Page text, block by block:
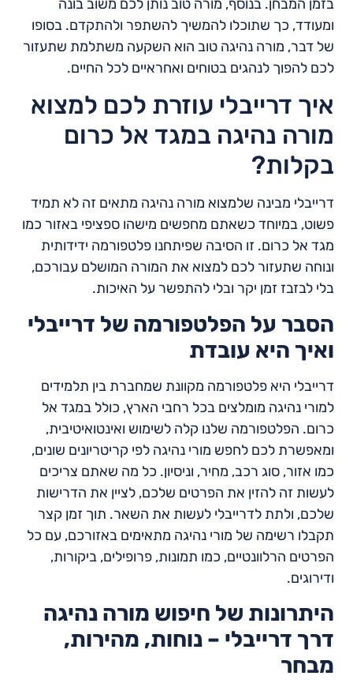
בזמן המבחן. בנוסף, מורה טוב נותן לכם משוב בונה
ומעודד, כך שתוכלו להמשיך להשתפר ולהתקדם. בסופו
של דבר, מורה נהיגה טוב הוא השקעה משתלמת שתעזור
לכם להפוך לנהגים בטוחים ואחראיים לכל החיים.
איך דרייבלי עוזרת לכם למצוא
מורה נהיגה במגד אל כרום
בקלות?
דרייבלי מבינה שלמצוא מורה נהיגה מתאים זה לא תמיד
פשוט, במיוחד כשאתם מחפשים מישהו ספציפי באזור כמו
מגד אל כרום. זו הסיבה שפיתחנו פלטפורמה ידידותית
ונוחה שתעזור לכם למצוא את המורה המושלם עבורכם,
בלי לבזבז זמן יקר ובלי להתפשר על האיכות.
הסבר על הפלטפורמה של דרייבלי
ואיך היא עובדת
דרייבלי היא פלטפורמה מקוונת שמחברת בין תלמידים
למורי נהיגה מומלצים בכל רחבי הארץ, כולל במגד אל
כרום. הפלטפורמה שלנו קלה לשימוש ואינטואיטיבית,
ומאפשרת לכם לחפש מורי נהיגה לפי קריטריונים שונים,
כמו אזור, סוג רכב, מחיר, וניסיון. כל מה שאתם צריכים
לעשות זה להזין את הפרטים שלכם, לציין את הדרישות
שלכם, ולתת לדרייבלי לעשות את השאר. תוך זמן קצר
תקבלו רשימה של מורי נהיגה מתאימים באזורכם, עם כל
הפרטים הרלוונטיים, כמו תמונות, פרופילים, ביקורות,
ודירוגים.
היתרונות של חיפוש מורה נהיגה
דרך דרייבלי – נוחות, מהירות,
מבחר